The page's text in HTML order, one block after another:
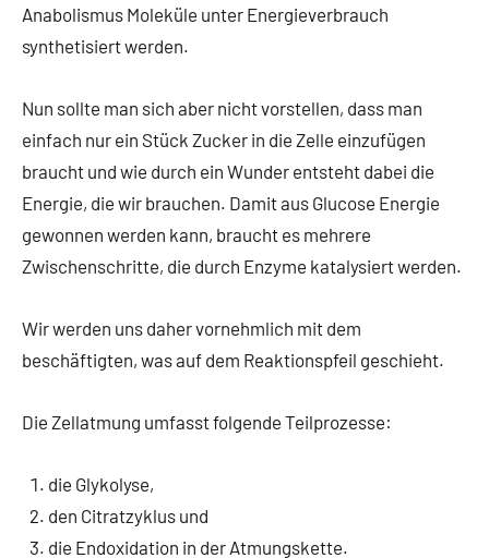
Anabolismus Moleküle unter Energieverbrauch
synthetisiert werden.
Nun sollte man sich aber nicht vorstellen, dass man
einfach nur ein Stück Zucker in die Zelle einzufügen
braucht und wie durch ein Wunder entsteht dabei die
Energie, die wir brauchen. Damit aus Glucose Energie
gewonnen werden kann, braucht es mehrere
Zwischenschritte, die durch Enzyme katalysiert werden.
Wir werden uns daher vornehmlich mit dem
beschäftigten, was auf dem Reaktionspfeil geschieht.
Die Zellatmung umfasst folgende Teilprozesse:
die Glykolyse,
den Citratzyklus und
die Endoxidation in der Atmungskette.